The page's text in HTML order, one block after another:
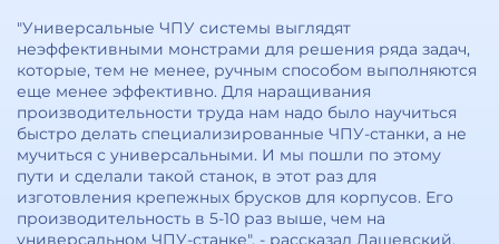
"Универсальные ЧПУ системы выглядят
неэффективными монстрами для решения ряда задач,
которые, тем не менее, ручным способом выполняются
еще менее эффективно. Для наращивания
производительности труда нам надо было научиться
быстро делать специализированные ЧПУ-станки, а не
мучиться с универсальными. И мы пошли по этому
пути и сделали такой станок, в этот раз для
изготовления крепежных брусков для корпусов. Его
производительность в 5-10 раз выше, чем на
универсальном ЧПУ-станке", - рассказал Дашевский.